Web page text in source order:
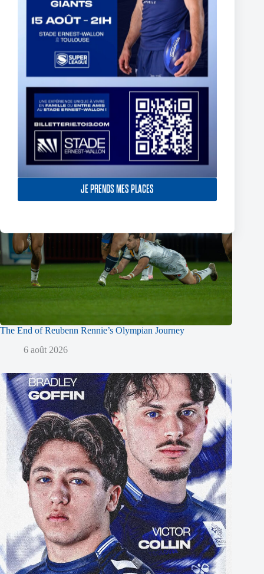
JE PRENDS MES PLACES
Fin de l’aventure Olympienne pour Reubenn Rennie
6 août 2026
The End of Reubenn Rennie’s Olympian Journey
6 août 2026